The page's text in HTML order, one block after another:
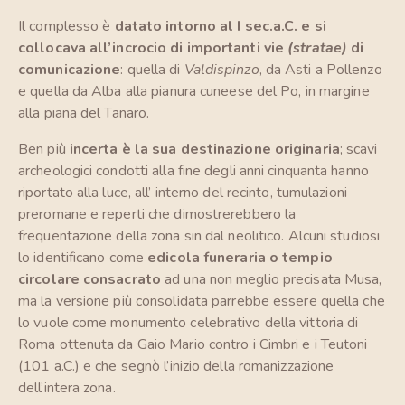
Il complesso è datato intorno al I sec.a.C. e si
collocava all’incrocio di importanti vie (stratae) di
comunicazione: quella di Valdispinzo, da Asti a Pollenzo
e quella da Alba alla pianura cuneese del Po, in margine
alla piana del Tanaro.
Ben più incerta è la sua destinazione originaria; scavi
archeologici condotti alla fine degli anni cinquanta hanno
riportato alla luce, all’ interno del recinto, tumulazioni
preromane e reperti che dimostrerebbero la
frequentazione della zona sin dal neolitico. Alcuni studiosi
lo identificano come edicola funeraria o tempio
circolare consacrato ad una non meglio precisata Musa,
ma la versione più consolidata parrebbe essere quella che
lo vuole come monumento celebrativo della vittoria di
Roma ottenuta da Gaio Mario contro i Cimbri e i Teutoni
(101 a.C.) e che segnò l’inizio della romanizzazione
dell’intera zona.